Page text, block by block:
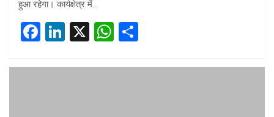
हुआ रहेगा। कार्यक्षेत्र में…
F
ce
Li
ke
X
W
at ar